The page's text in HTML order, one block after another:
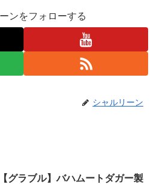
ンをフォローする
シャルリーン
【グラブル】バハムートダガー製